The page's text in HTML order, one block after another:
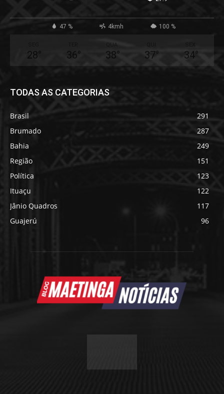
47 % 4kmh 100 %
28° 36°
QUA
38° 37° 34°
TODAS AS CATEGORIAS
Brasil
291
Brumado
287
Bahia
249
Região
151
Política
123
Ituaçu
122
Jânio Quadros
117
Guajerú
96